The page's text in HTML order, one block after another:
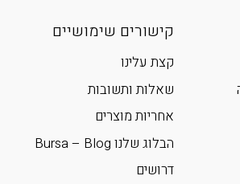
קישורים שימושיים
קצת עלינו
שאלות ותשובות
אחריות מוצרים
הבלוג שלנו Bursa – Blog
דרושים